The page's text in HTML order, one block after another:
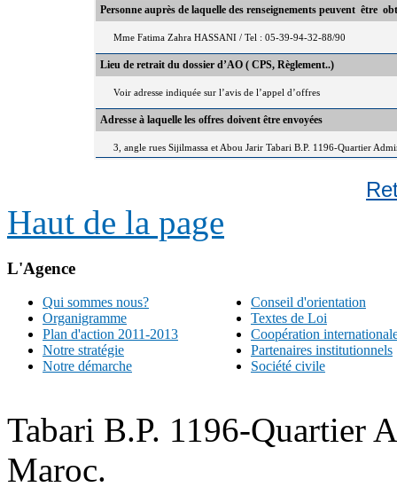
Personne auprès de laquelle des renseignements peuvent être
Mme Fatima Zahra HASSANI / Tel : 05-39-94-32-88/90
Lieu de retrait du dossier d’AO ( CPS, Règlement..)
Voir adresse indiquée sur l’avis de l’appel d’offres
Adresse à laquelle les offres doivent être envoyées
3, angle rues Sijilmassa et Abou Jarir Tabari B.P. 1196-Quartier
Haut de la page
L'Agence
Qui sommes nous?
Organigramme
Plan d'action 2011-2013
Notre stratégie
Notre démarche
Conseil d'orientation
Textes de Loi
Coopération
Partenaires institutionnels
Société civile
Tabari B.P. 1196-Quartier
Maroc.